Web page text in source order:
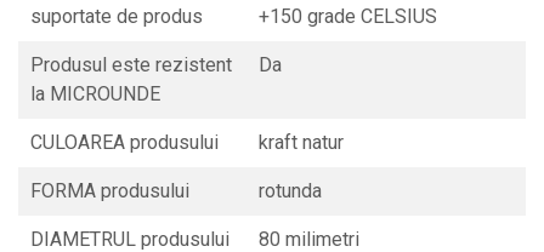
suportate de produs
+150 grade CELSIUS
Produsul este rezistent
la MICROUNDE
Da
CULOAREA produsului kraft natur
FORMA produsului rotunda
DIAMETRUL produsului
80 milimetri